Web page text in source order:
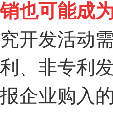
也可能成
开发活动
、非专利
企业购入